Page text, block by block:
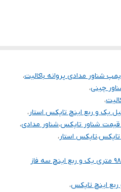
پمپ شناور مدادی پروانه باکالیت،
چینی،
،
یک و ربع اینچ تاپکس استار،
شناور تاپکس،شناور مدادی،
تاپکس،تاپکس استار،
قیمت و خرید شناور 98 متری یک و ربع اینچ سه فاز
،